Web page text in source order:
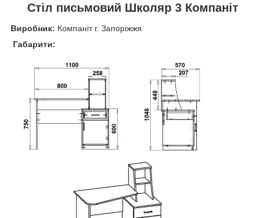
Стіл письмовий Школяр 3 Компаніт
Виробник: Компаніт г. Запоріжжя
Габарити: